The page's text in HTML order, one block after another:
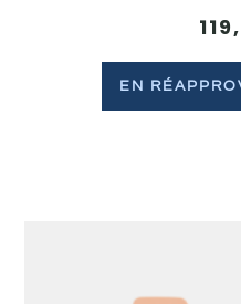
EN